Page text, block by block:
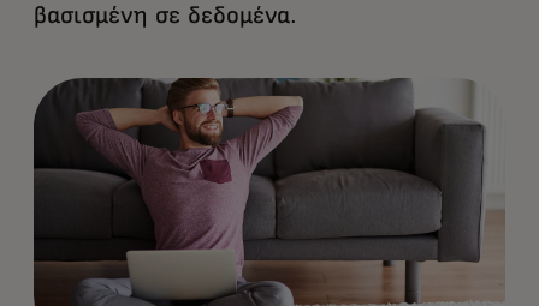
βασισμένη σε δεδομένα.